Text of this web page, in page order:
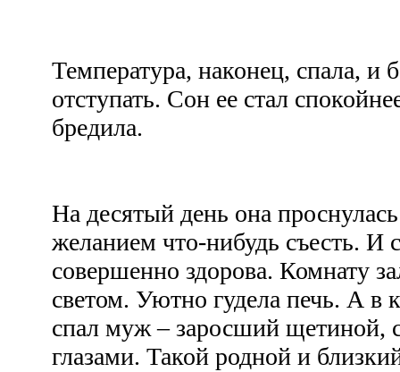
Температура, наконец, спала, и
отступать. Сон ее стал
бредила.
На десятый день она
желанием что-нибудь съесть. И
совершенно здорова. Комнату
светом. Уютно гудела печь. А в
спал муж – заросший щетиной,
глазами. Такой родной и